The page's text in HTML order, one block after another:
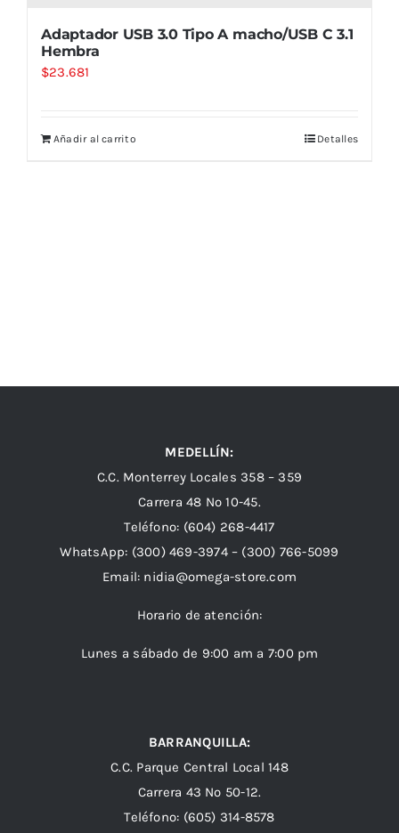
Adaptador USB 3.0 Tipo A macho/USB C 3.1
Hembra
$23.681
Añadir al carrito Detalles
MEDELLÍN:
C.C. Monterrey Locales 358 – 359
Carrera 48 Nº 10-45.
Teléfono: (604) 268-4417
WhatsApp: (300) 469-3974 – (300) 766-5099
Email: nidia@omega-store.com
Horario de atención:
Lunes a sábado de 9:00 am a 7:00 pm
BARRANQUILLA:
C.C. Parque Central Local 148
Carrera 43 Nº 50-12.
Teléfono: (605) 314-8578